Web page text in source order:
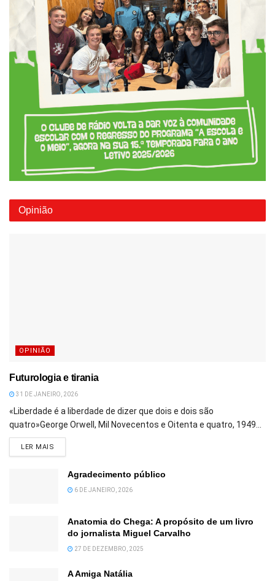
Opinião
OPINIÃO
Futurologia e tirania
31 DE JANEIRO, 2026
«Liberdade é a liberdade de dizer que dois e dois são
quatro»George Orwell, Mil Novecentos e Oitenta e quatro, 1949...
LER MAIS
Agradecimento público
6 DE JANEIRO, 2026
Anatomia do Chega: A propósito de um livro
do jornalista Miguel Carvalho
27 DE DEZEMBRO, 2025
A Amiga Natália